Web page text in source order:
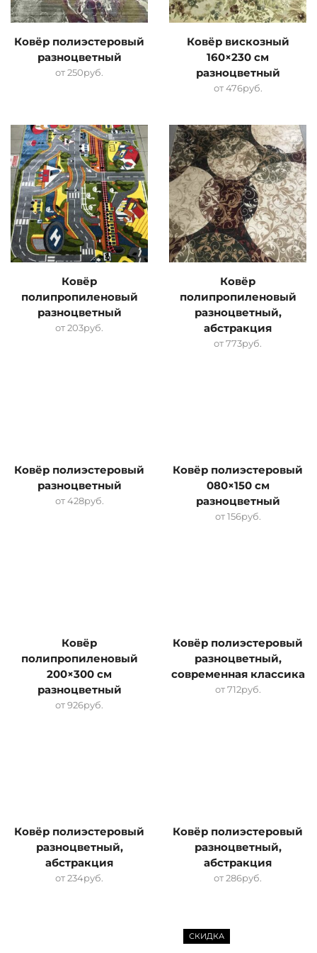
Ковёр полиэстеровый
разноцветный
от250руб.
Ковёр вискозный
160×230 см
разноцветный
от476руб.
Ковёр
полипропиленовый
разноцветный
от203руб.
Ковёр
полипропиленовый
разноцветный,
абстракция
от773руб.
Ковёр полиэстеровый
разноцветный
от428руб.
Ковёр полиэстеровый
080×150 см
разноцветный
от156руб.
Ковёр
полипропиленовый
200×300 см
разноцветный
от926руб.
Ковёр полиэстеровый
разноцветный,
современная классика
от712руб.
Ковёр полиэстеровый
разноцветный,
абстракция
от234руб.
Ковёр полиэстеровый
разноцветный,
абстракция
от286руб.
СКИДКА